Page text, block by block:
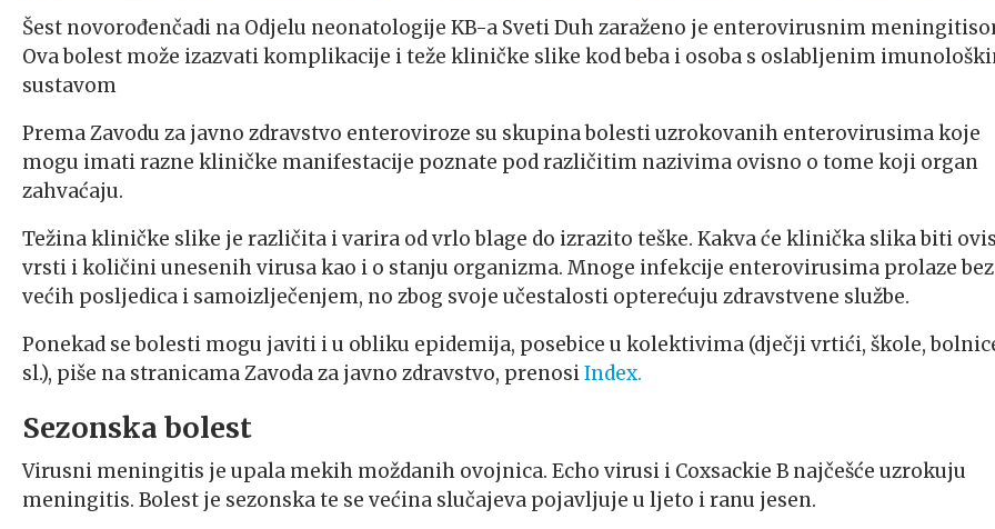
Šest novorođenčadi na Odjelu neonatologije KB-a Sveti Duh zaraženo je enterovirusnim
Ova bolest može izazvati komplikacije i teže kliničke slike kod beba i osoba s oslabljenim
sustavom
Prema Zavodu za javno zdravstvo enteroviroze su skupina bolesti uzrokovanih enterovirusima koje
mogu imati razne kliničke manifestacije poznate pod različitim nazivima ovisno o tome koji organ
zahvaćaju.
Težina kliničke slike je različita i varira od vrlo blage do izrazito teške. Kakva će klinička slika biti
vrsti i količini unesenih virusa kao i o stanju organizma. Mnoge infekcije enterovirusima prolaze bez
većih posljedica i samoizlječenjem, no zbog svoje učestalosti opterećuju zdravstvene službe.
Ponekad se bolesti mogu javiti i u obliku epidemija, posebice u kolektivima (dječji vrtići, škole,
sl.), piše na stranicama Zavoda za javno zdravstvo, prenosiIndex.
Sezonska bolest
Virusni meningitis je upala mekih moždanih ovojnica. Echo virusi i Coxsackie B najčešće uzrokuju
meningitis. Bolest je sezonska te se većina slučajeva pojavljuje u ljeto i ranu jesen.